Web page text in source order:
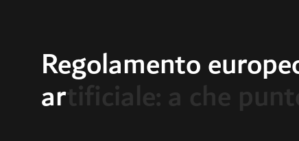
Regolamento
artificiale: a che